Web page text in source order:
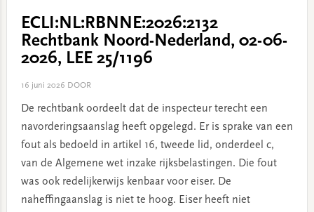
ECLI:NL:RBNNE:2026:2132
Rechtbank Noord-Nederland, 02-06-
2026, LEE 25/1196
16 juni 2026 DOOR
De rechtbank oordeelt dat de inspecteur terecht een
navorderingsaanslag heeft opgelegd. Er is sprake van een
fout als bedoeld in artikel 16, tweede lid, onderdeel c,
van de Algemene wet inzake rijksbelastingen. Die fout
was ook redelijkerwijs kenbaar voor eiser. De
naheffingaanslag is niet te hoog. Eiser heeft niet